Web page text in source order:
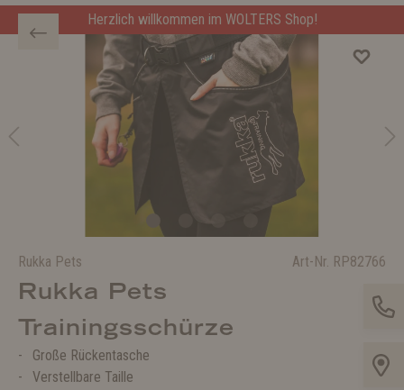
Herzlich willkommen im WOLTERS Shop!
Rukka Pets Art-Nr. RP82766
Rukka Pets
Trainingsschürze
Große Rückentasche
Verstellbare Taille